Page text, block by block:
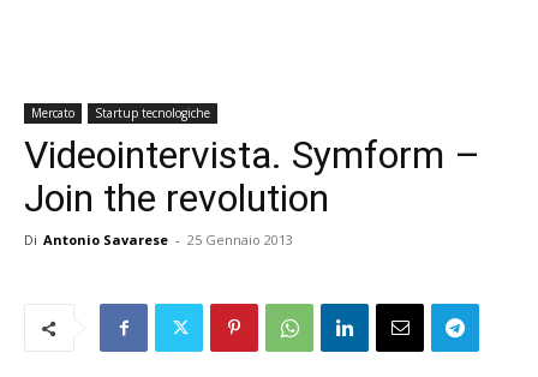
Mercato Startup tecnologiche
Videointervista. Symform –
Join the revolution
Di Antonio Savarese - 25 Gennaio 2013